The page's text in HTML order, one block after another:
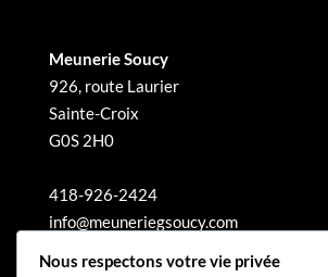
Meunerie Soucy
926, route Laurier
Sainte-Croix
G0S 2H0
418-926-2424
info@meuneriegsoucy.com
Nous respectons votre vie privée